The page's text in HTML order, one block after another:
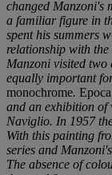
changed Manzoni's
a familiar figure in
spent his summers
relationship with
Manzoni visited two
equally important
monochrome.
and an exhibition
Naviglio. In 1957
With this painting
series and
The absence of